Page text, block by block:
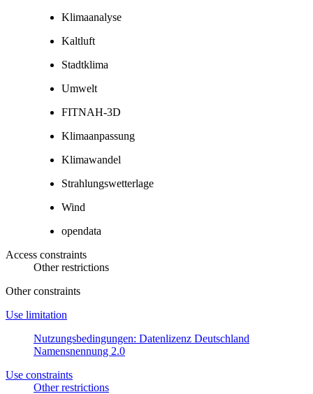
Klimaanalyse
Kaltluft
Stadtklima
Umwelt
FITNAH-3D
Klimaanpassung
Klimawandel
Strahlungswetterlage
Wind
opendata
Access constraints
Other restrictions
Other constraints
Use limitation
Nutzungsbedingungen: Datenlizenz Deutschland
Namensnennung 2.0
Use constraints
Other restrictions